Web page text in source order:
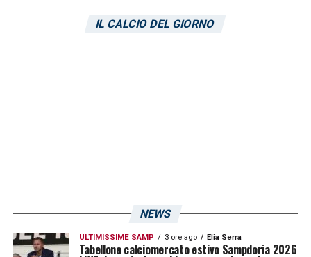
Cherubini; Coda.
Allenatore: Massimo
IL CALCIO DEL GIORNO
NEWS
ULTIMISSIME SAMP 3 ore ago Elia Serra
Tabellone calciomercato estivo Sampdoria 2026